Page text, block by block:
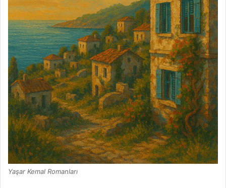
Yaşar Kemal Romanları